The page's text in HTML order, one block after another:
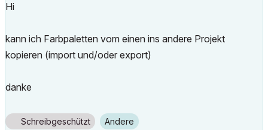
Hi
kann ich Farbpaletten vom einen ins andere Projekt
kopieren (import und/oder export)
danke
Schreibgeschützt Andere